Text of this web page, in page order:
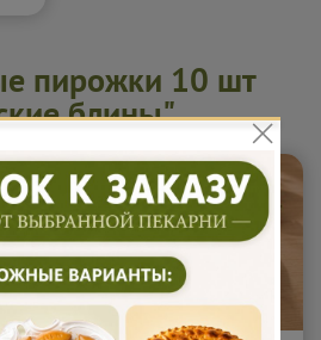
пирожки 10 шт
блины"